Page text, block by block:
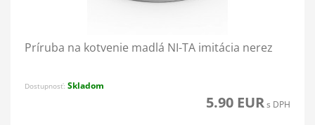
Príruba na kotvenie madlá NI-TA imitácia nerez
Dostupnosť: Skladom
5.90 EURs DPH